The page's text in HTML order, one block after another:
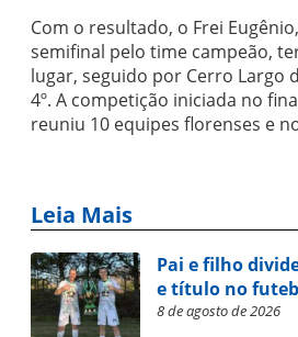
Com o resultado, o Frei
semifinal pelo time campeão,
lugar, seguido por Cerro Largo
4º. A competição iniciada no
reuniu 10 equipes florenses e
Leia Mais
Pai e filho
e título no
8 de agosto de 2026